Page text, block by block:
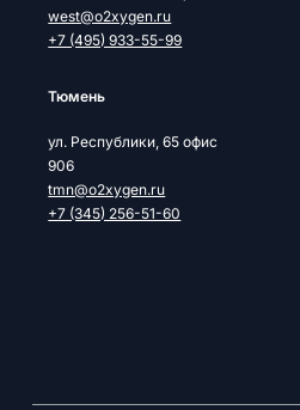
west@o2xygen.ru
+7 (495) 933-55-99
Тюмень
ул. Республики, 65 офис
906
tmn@o2xygen.ru
+7 (345) 256-51-60